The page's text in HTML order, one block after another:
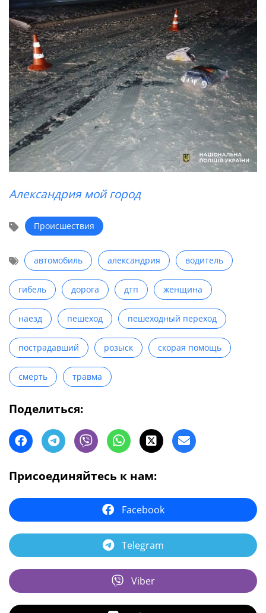
Александрия мой город
Происшествия
автомобиль александрия водитель
гибель дорога дтп женщина
наезд пешеход пешеходный переход
пострадавший розыск скорая помощь
смерть травма
Поделиться:
Присоединяйтесь к нам:
Facebook
Telegram
Viber